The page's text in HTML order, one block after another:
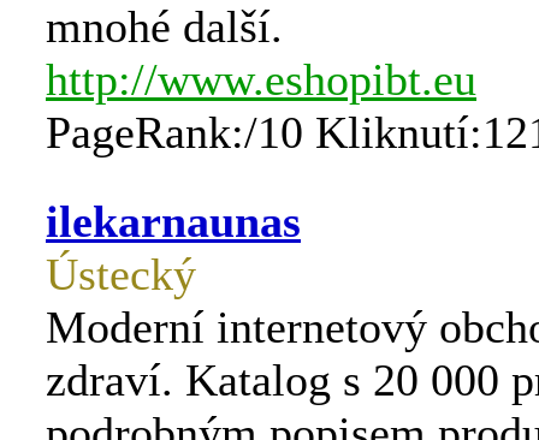
mnohé další.
http://www.eshopibt.eu
PageRank:/10
ilekarnaunas
Ústecký
Moderní internetový
zdraví. Katalog s 20 000